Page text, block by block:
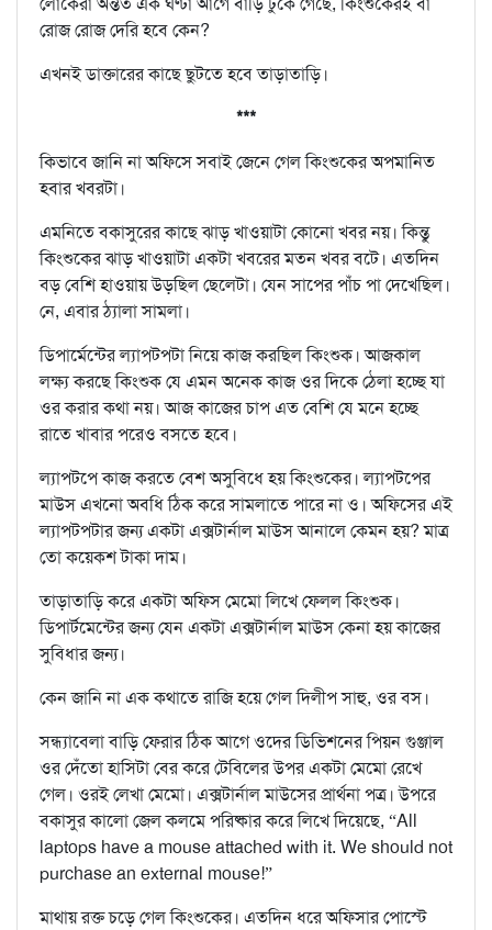
রোজ রোজ দেরি হবে কেন?
এখনই ডাক্তারের কাছে ছুটতে হবে তাড়াতাড়ি।
***
কিভাবে জানি না অফিসে সবাই জেনে গেল কিংশুকের অপমানিত
হবার খবরটা।
এমনিতে বকাসুরের কাছে ঝাড় খাওয়াটা কোনো খবর নয়। কিন্তু
কিংশুকের ঝাড় খাওয়াটা একটা খবরের মতন খবর বটে। এতদিন
বড় বেশি হাওয়ায় উড়ছিল ছেলেটা। যেন সাপের পাঁচ পা দেখেছিল।
নে, এবার ঠ্যালা সামলা।
ডিপার্মেন্টের ল্যাপটপটা নিয়ে কাজ করছিল কিংশুক। আজকাল
লক্ষ্য করছে কিংশুক যে এমন অনেক কাজ ওর দিকে ঠেলা হচ্ছে যা
ওর করার কথা নয়। আজ কাজের চাপ এত বেশি যে মনে হচ্ছে
রাতে খাবার পরেও বসতে হবে।
ল্যাপটপে কাজ করতে বেশ অসুবিধে হয় কিংশুকের। ল্যাপটপের
মাউস এখনো অবধি ঠিক করে সামলাতে পারে না ও। অফিসের এই
ল্যাপটপটার জন্য একটা এক্সটার্নাল মাউস আনালে কেমন হয়? মাত্র
তো কয়েকশ টাকা দাম।
তাড়াতাড়ি করে একটা অফিস মেমো লিখে ফেলল কিংশুক।
ডিপার্টমেন্টের জন্য যেন একটা এক্সটার্নাল মাউস কেনা হয় কাজের
সুবিধার জন্য।
কেন জানি না এক কথাতে রাজি হয়ে গেল দিলীপ সাহু, ওর বস।
সন্ধ্যাবেলা বাড়ি ফেরার ঠিক আগে ওদের ডিভিশনের পিয়ন গুঞ্জাল
ওর দেঁতো হাসিটা বের করে টেবিলের উপর একটা মেমো রেখে
গেল। ওরই লেখা মেমো। এক্সটার্নাল মাউসের প্রার্থনা পত্র। উপরে
বকাসুর কালো জেল কলমে পরিষ্কার করে লিখে দিয়েছে, “All
laptops have a mouse attached with it. We should not
purchase an external mouse!”
মাথায় রক্ত চড়ে গেল কিংশুকের। এতদিন ধরে অফিসার পোস্টে